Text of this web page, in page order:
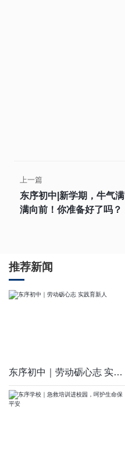
上一篇
东序初中|新学期，牛气满
满向前！你准备好了吗？
推荐新闻
东序初中｜劳动砺心志 实践育新人